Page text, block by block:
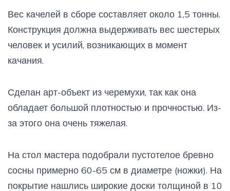
Вес качелей в сборе составляет около 1,5 тонны.
Конструкция должна выдерживать вес шестерых
человек и усилий, возникающих в момент
качания.
Сделан арт-объект из черемухи, так как она
обладает большой плотностью и прочностью. Из-
за этого она очень тяжелая.
На стол мастера подобрали пустотелое бревно
сосны примерно 60-65 см в диаметре (ножки). На
покрытие нашлись широкие доски толщиной в 10